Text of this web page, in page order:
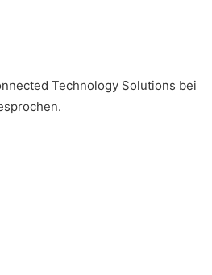
Technology Solutions bei